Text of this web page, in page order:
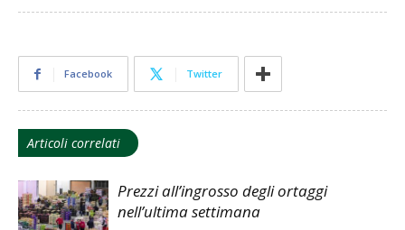
Facebook Twitter
Articoli correlati
Prezzi all’ingrosso degli ortaggi
nell’ultima settimana